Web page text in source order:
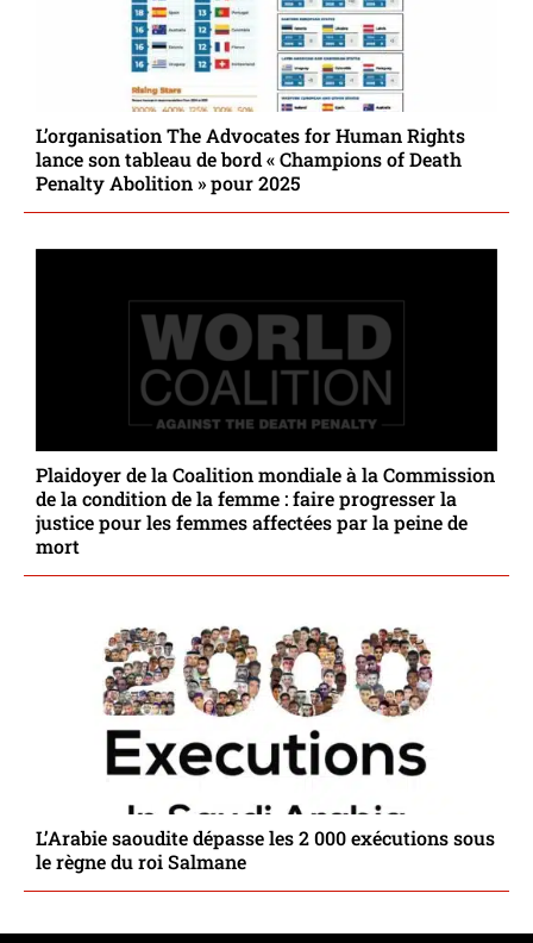
L’organisation The Advocates for Human Rights
lance son tableau de bord « Champions of Death
Penalty Abolition » pour 2025
Plaidoyer de la Coalition mondiale à la Commission
de la condition de la femme : faire progresser la
justice pour les femmes affectées par la peine de
mort
L’Arabie saoudite dépasse les 2 000 exécutions sous
le règne du roi Salmane